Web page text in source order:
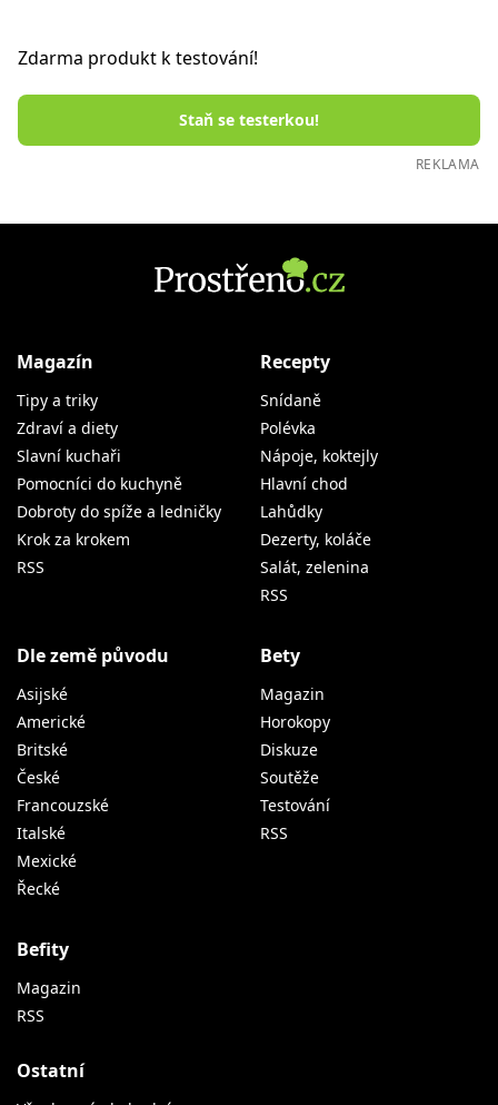
Zdarma produkt k testování!
Staň se testerkou!
REKLAMA
Magazín
Tipy a triky
Zdraví a diety
Slavní kuchaři
Pomocníci do kuchyně
Dobroty do spíže a ledničky
Krok za krokem
RSS
Recepty
Snídaně
Polévka
Nápoje, koktejly
Hlavní chod
Lahůdky
Dezerty, koláče
Salát, zelenina
RSS
Dle země původu
Asijské
Americké
Britské
České
Francouzské
Italské
Mexické
Řecké
Bety
Magazin
Horokopy
Diskuze
Soutěže
Testování
RSS
Befity
Magazin
RSS
Ostatní